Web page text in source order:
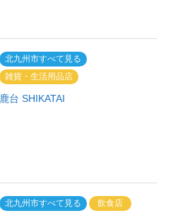
北九州市すべて見る
雑貨・生活用品店
鹿台 SHIKATAI
北九州市すべて見る 飲食店